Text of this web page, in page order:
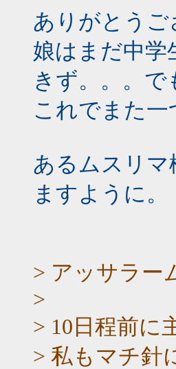
ありがとうご
娘はまだ中学
きず。。。で
これでまた
あるムスリ
ますように。
> アッサラー
>
> 10日程前に
> 私もマチ針